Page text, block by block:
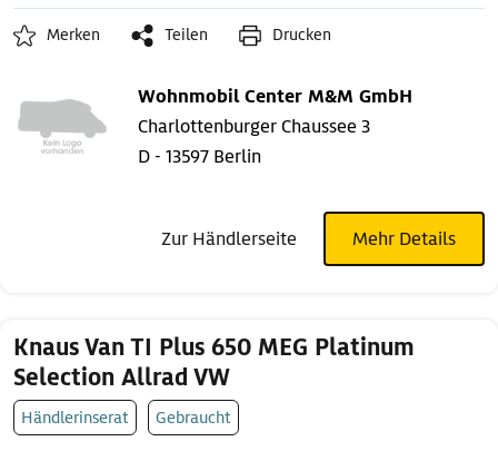
Merken Teilen Drucken
Wohnmobil Center M&M GmbH
Charlottenburger Chaussee 3
D - 13597 Berlin
Zur Händlerseite Mehr Details
Knaus Van TI Plus 650 MEG Platinum
Selection Allrad VW
Händlerinserat Gebraucht